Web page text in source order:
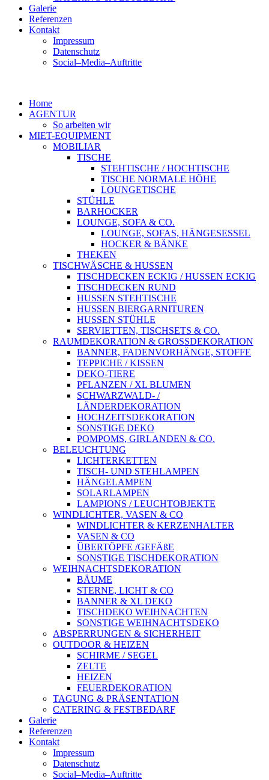
Galerie
Referenzen
Kontakt
Impressum
Datenschutz
Social–Media–Auftritte
Home
AGENTUR
So arbeiten wir
MIET-EQUIPMENT
MOBILIAR
TISCHE
STEHTISCHE / HOCHTISCHE
TISCHE NORMALE HÖHE
LOUNGETISCHE
STÜHLE
BARHOCKER
LOUNGE, SOFA & CO.
LOUNGE, SOFAS, HÄNGESESSEL
HOCKER & BÄNKE
THEKEN
TISCHWÄSCHE & HUSSEN
TISCHDECKEN ECKIG / HUSSEN ECKIG
TISCHDECKEN RUND
HUSSEN STEHTISCHE
HUSSEN BIERGARNITUREN
HUSSEN STÜHLE
SERVIETTEN, TISCHSETS & CO.
RAUMDEKORATION & GROSSDEKORATION
BANNER, FADENVORHÄNGE, STOFFE
TEPPICHE / KISSEN
DEKO-TIERE
PFLANZEN / XL BLUMEN
SCHWARZWALD- /
LÄNDERDEKORATION
HOCHZEITSDEKORATION
SONSTIGE DEKO
POMPOMS, GIRLANDEN & CO.
BELEUCHTUNG
LICHTERKETTEN
TISCH- UND STEHLAMPEN
HÄNGELAMPEN
SOLARLAMPEN
LAMPIONS / LEUCHTOBJEKTE
WINDLICHTER, VASEN & CO
WINDLICHTER & KERZENHALTER
VASEN & CO
ÜBERTÖPFE /GEFÄßE
SONSTIGE TISCHDEKORATION
WEIHNACHTSDEKORATION
BÄUME
STERNE, LICHT & CO
BANNER & XL DEKO
TISCHDEKO WEIHNACHTEN
SONSTIGE WEIHNACHTSDEKO
ABSPERRUNGEN & SICHERHEIT
OUTDOOR & HEIZEN
SCHIRME / SEGEL
ZELTE
HEIZEN
FEUERDEKORATION
TAGUNG & PRÄSENTATION
CATERING & FESTBEDARF
Galerie
Referenzen
Kontakt
Impressum
Datenschutz
Social–Media–Auftritte